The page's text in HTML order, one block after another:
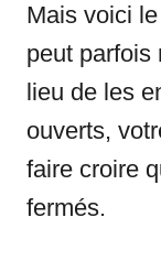
Mais voici
peut parfois
lieu de les
ouverts,
faire croire
fermés.